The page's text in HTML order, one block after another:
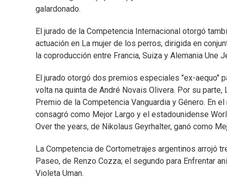
galardonado.
El jurado de la Competencia Internacional otorgó
actuación en La mujer de los perros, dirigida en
la coproducción entre Francia, Suiza y Alemania Une
El jurado otorgó dos premios especiales "ex-aequo"
volta na quinta de André Novais Olivera. Por su
Premio de la Competencia Vanguardia y Género. En
consagró como Mejor Largo y el estadounidense
Over the years, de Nikolaus Geyrhalter, ganó como
La Competencia de Cortometrajes argentinos arrojó
Paseo, de Renzo Cozza; el segundo para Enfrentar
Violeta Uman.